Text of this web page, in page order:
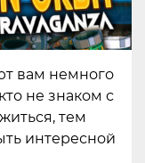
вам немного
не знаком с
тем
интересной